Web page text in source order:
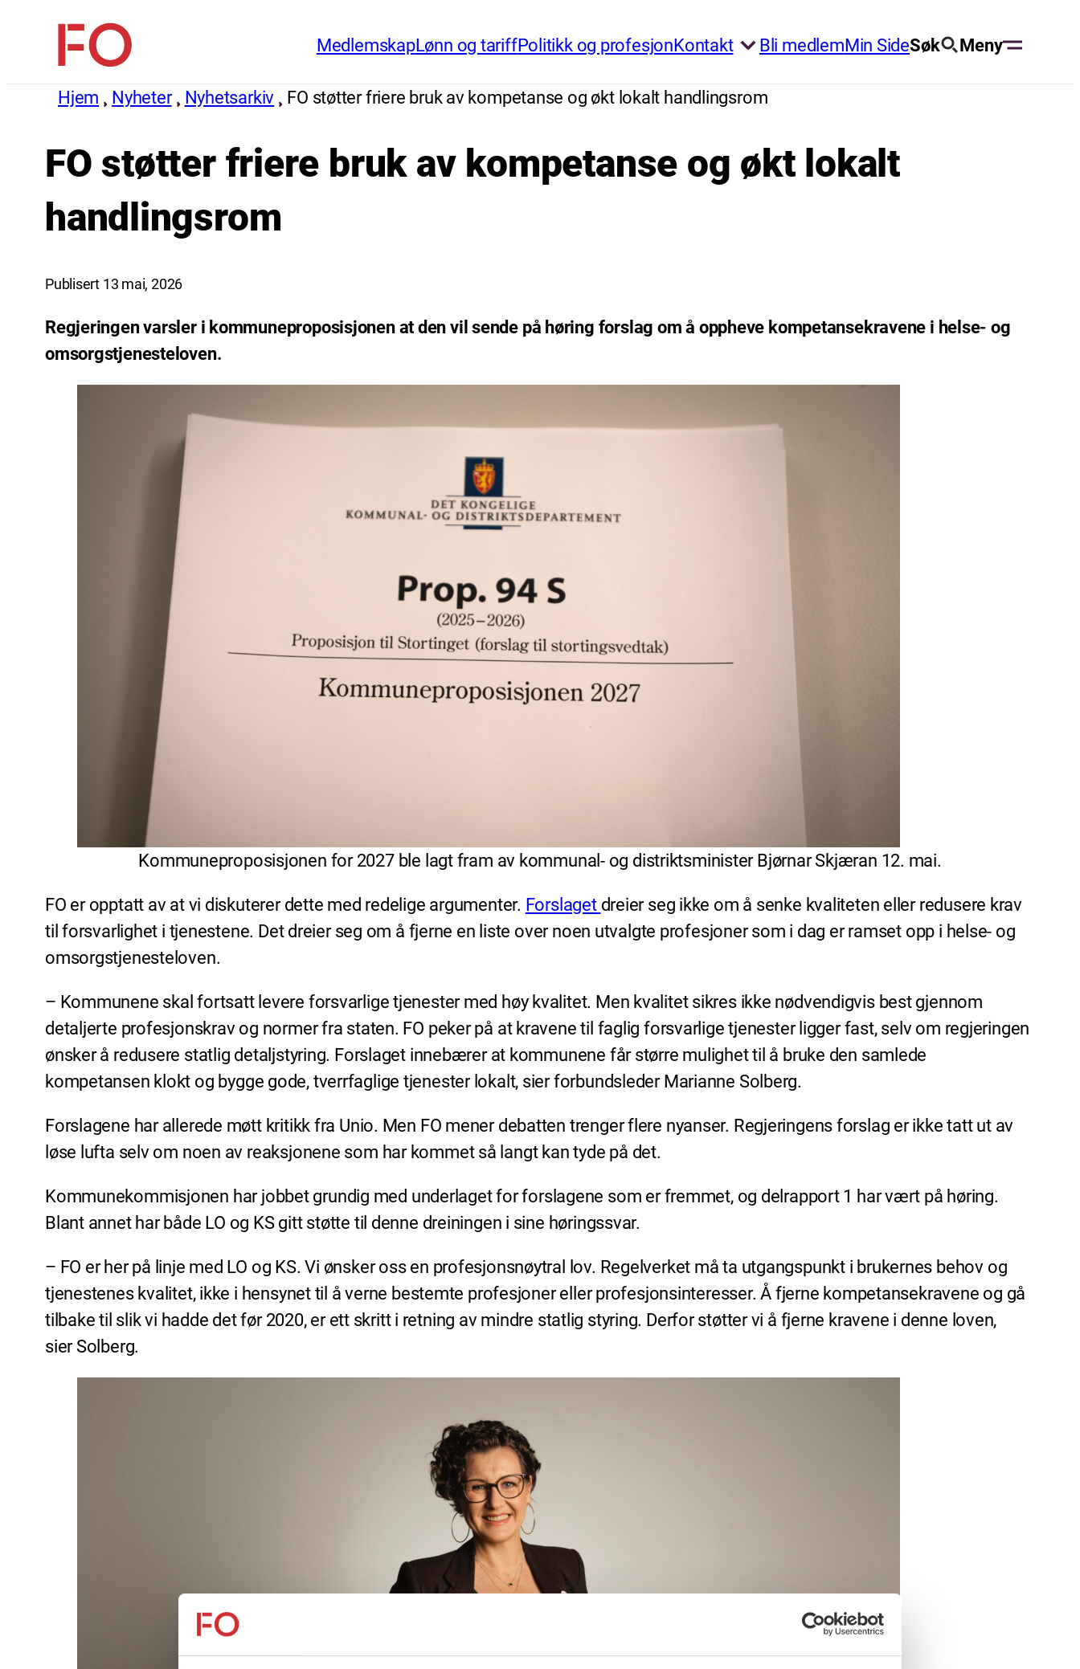
innholdFO
(Fellesorganisasjonen)
MedlemskapLønn og tariffPolitikk og profesjonKontakt Bli medlemMin SideSøk Meny
Hjem Nyheter Nyhetsarkiv FO støtter friere bruk av kompetanse og økt lokalt handlingsrom
FO støtter friere bruk av kompetanse og økt lokalt
handlingsrom
Publisert 13 mai, 2026
Regjeringen varsler i kommuneproposisjonen at den vil sende på høring forslag om å oppheve kompetansekravene i helse- og
omsorgstjenesteloven.
Kommuneproposisjonen for 2027 ble lagt fram av kommunal- og distriktsminister Bjørnar Skjæran 12. mai.
FO er opptatt av at vi diskuterer dette med redelige argumenter. Forslaget dreier seg ikke om å senke kvaliteten eller redusere krav
til forsvarlighet i tjenestene. Det dreier seg om å fjerne en liste over noen utvalgte profesjoner som i dag er ramset opp i helse- og
omsorgstjenesteloven.
– Kommunene skal fortsatt levere forsvarlige tjenester med høy kvalitet. Men kvalitet sikres ikke nødvendigvis best gjennom
detaljerte profesjonskrav og normer fra staten. FO peker på at kravene til faglig forsvarlige tjenester ligger fast, selv om regjeringen
ønsker å redusere statlig detaljstyring. Forslaget innebærer at kommunene får større mulighet til å bruke den samlede
kompetansen klokt og bygge gode, tverrfaglige tjenester lokalt, sier forbundsleder Marianne Solberg.
Forslagene har allerede møtt kritikk fra Unio. Men FO mener debatten trenger flere nyanser. Regjeringens forslag er ikke tatt ut av
løse lufta selv om noen av reaksjonene som har kommet så langt kan tyde på det.
Kommunekommisjonen har jobbet grundig med underlaget for forslagene som er fremmet, og delrapport 1 har vært på høring.
Blant annet har både LO og KS gitt støtte til denne dreiningen i sine høringssvar.
– FO er her på linje med LO og KS. Vi ønsker oss en profesjonsnøytral lov. Regelverket må ta utgangspunkt i brukernes behov og
tjenestenes kvalitet, ikke i hensynet til å verne bestemte profesjoner eller profesjonsinteresser. Å fjerne kompetansekravene og gå
tilbake til slik vi hadde det før 2020, er ett skritt i retning av mindre statlig styring. Derfor støtter vi å fjerne kravene i denne loven,
sier Solberg.